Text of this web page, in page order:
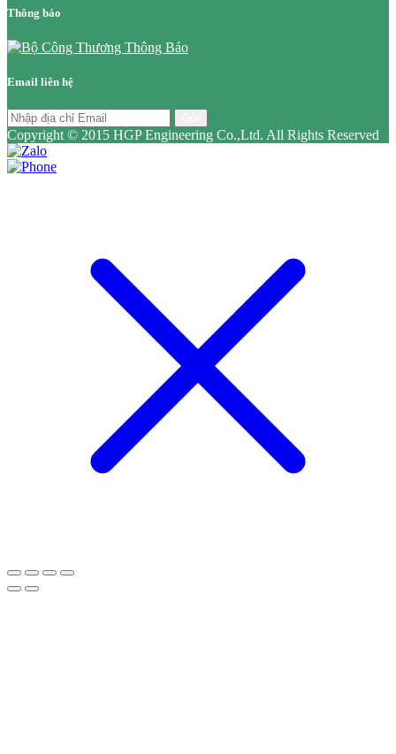
Thông báo
Email liên hệ
Copyright © 2015 HGP Engineering Co.,Ltd. All Rights Reserved